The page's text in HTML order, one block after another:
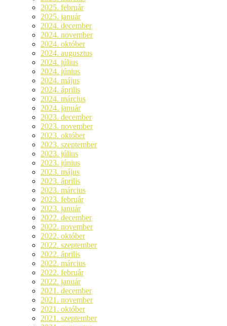
2025. február
2025. január
2024. december
2024. november
2024. október
2024. augusztus
2024. július
2024. június
2024. május
2024. április
2024. március
2024. január
2023. december
2023. november
2023. október
2023. szeptember
2023. július
2023. június
2023. május
2023. április
2023. március
2023. február
2023. január
2022. december
2022. november
2022. október
2022. szeptember
2022. április
2022. március
2022. február
2022. január
2021. december
2021. november
2021. október
2021. szeptember